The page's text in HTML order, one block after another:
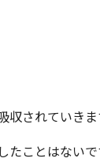
収されていき
ことはないで